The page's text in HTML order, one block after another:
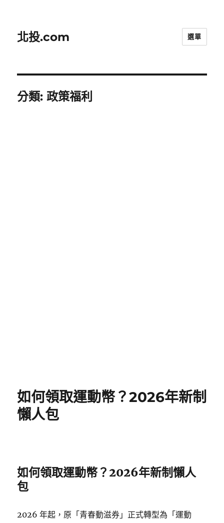
北投.com 選單
分類:政策福利
如何領取運動幣？2026年新制
懶人包
如何領取運動幣？2026年新制懶人
包
2026 年起，原「青春動滋券」正式轉型為「運動